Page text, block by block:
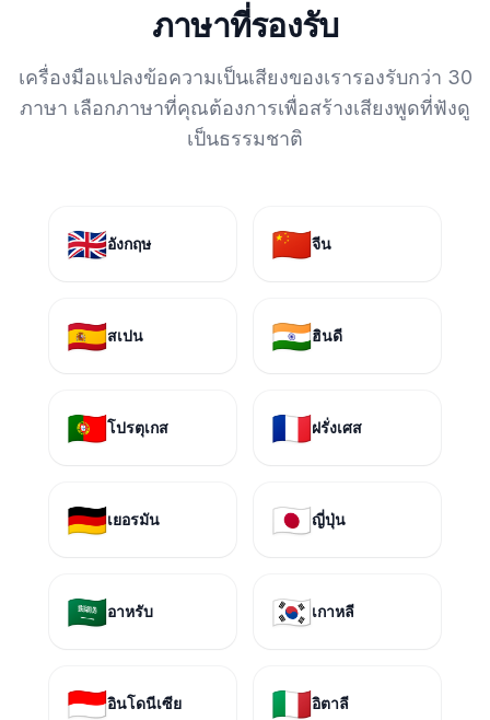
ภาษาที่รองรับ
เครื่องมือแปลงข้อความเป็นเสียงของเรารองรับกว่า 30
ภาษา เลือกภาษาที่คุณต้องการเพื่อสร้างเสียงพูดที่ฟังดู
เป็นธรรมชาติ
🇬🇧อังกฤษ 🇨🇳จีน
🇪🇸สเปน 🇮🇳ฮินดี
🇵🇹โปรตุเกส 🇫🇷ฝรั่งเศส
🇩🇪เยอรมัน 🇯🇵ญี่ปุ่น
🇸🇦อาหรับ 🇰🇷เกาหลี
🇮🇩อินโดนีเซีย 🇮🇹อิตาลี